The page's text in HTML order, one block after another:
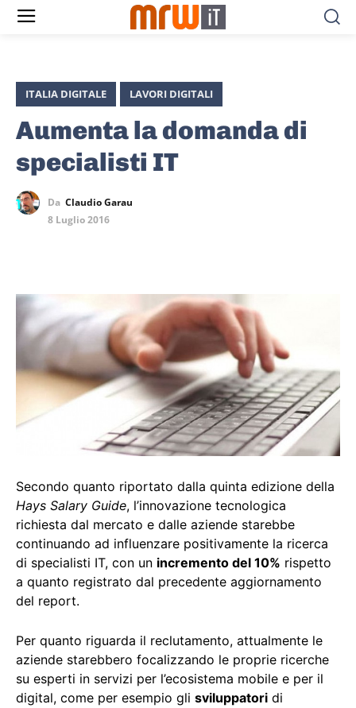
ITALIA DIGITALE LAVORI DIGITALI
Aumenta la domanda di
specialisti IT
Da Claudio Garau
8 Luglio 2016
Secondo quanto riportato dalla quinta edizione della
Hays Salary Guide, l’innovazione tecnologica
richiesta dal mercato e dalle aziende starebbe
continuando ad influenzare positivamente la ricerca
di specialisti IT, con un incremento del 10% rispetto
a quanto registrato dal precedente aggiornamento
del report.
Per quanto riguarda il reclutamento, attualmente le
aziende starebbero focalizzando le proprie ricerche
su esperti in servizi per l’ecosistema mobile e per il
digital, come per esempio gli sviluppatori di